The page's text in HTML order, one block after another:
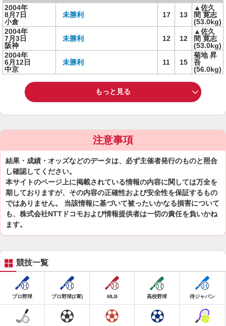
2004年
8月7日
小倉
未勝利 17 13
▲佐久
間 寛志
(53.0kg)
2004年
7月3日
阪神
未勝利 12 12
▲佐久
間 寛志
(53.0kg)
2004年
6月12日
中京
未勝利 11 15
菊地 昇
吾
(56.0kg)
もっと見る
注意事項
結果・成績・オッズなどのデータは、必ず主催者発行のものと照合
し確認してください。
本サイトのページ上に掲載されている情報の内容に関しては万全を
期しておりますが、その内容の正確性および安全性を保証するもの
ではありません。 当該情報に基づいて被ったいかなる損害について
も、株式会社NTTドコモおよび情報提供者は一切の責任を負いかね
ます。
競技一覧
プロ野球 プロ野球(2軍) MLB 高校野球 侍ジャパン